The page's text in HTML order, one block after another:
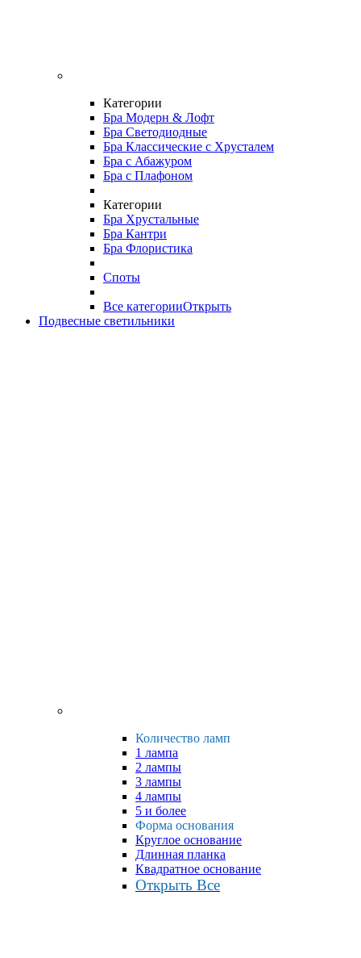
Категории
Бра Модерн & Лофт
Бра Светодиодные
Бра Классические с Хрусталем
Бра с Абажуром
Бра с Плафоном
Категории
Бра Хрустальные
Бра Кантри
Бра Флористика
Споты
Все категорииОткрыть
Подвесные светильники
Количество ламп
1 лампа
2 лампы
3 лампы
4 лампы
5 и более
Форма основания
Круглое основание
Длинная планка
Квадратное основание
Открыть Все